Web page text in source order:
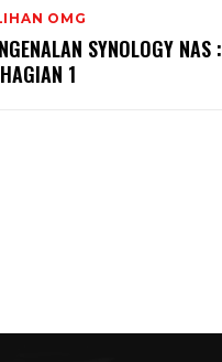
OMG
SYNOLOGY NAS :
1